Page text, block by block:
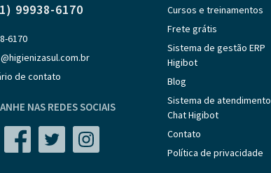
99938-6170
6170
de contato
NAS REDES SOCIAIS
Cursos e treinamentos
Frete grátis
Sistema de gestão ERP
Higibot
Blog
Sistema de atendimento
Chat Higibot
Contato
Política de privacidade